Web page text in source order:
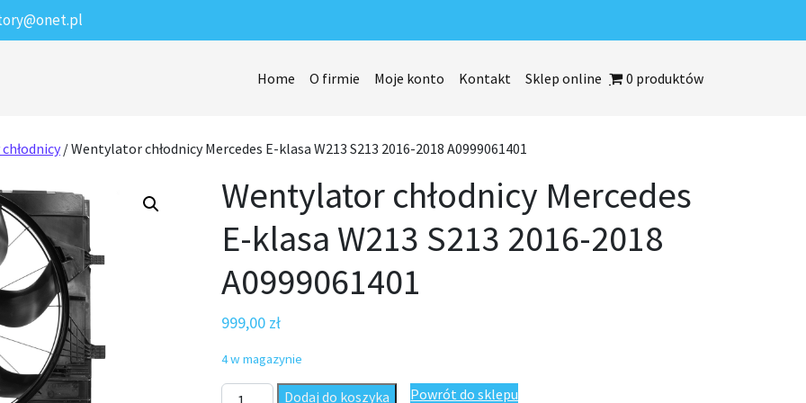
Home O firmie Moje konto Kontakt Sklep online 0 produktów
/ Wentylator chłodnicy Mercedes E-klasa W213 S213 2016-2018 A0999061401
Wentylator chłodnicy Mercedes
E-klasa W213 S213 2016-2018
A0999061401
999,00 zł
4 w magazynie
ilość Wentylator chłodnicy Mercedes E-klasa W213 S213 2016-2018 A0999061401
Dodaj do koszyka Powrót do sklepu